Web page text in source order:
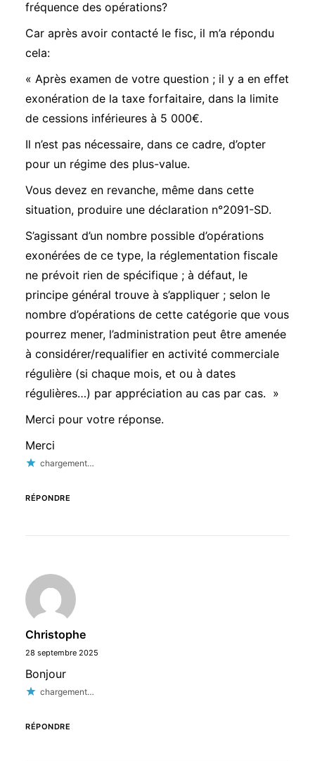
fréquence des opérations?
Car après avoir contacté le fisc, il m’a répondu
cela:
« Après examen de votre question ; il y a en effet
exonération de la taxe forfaitaire, dans la limite
de cessions inférieures à 5 000€.
Il n’est pas nécessaire, dans ce cadre, d’opter
pour un régime des plus-value.
Vous devez en revanche, même dans cette
situation, produire une déclaration n°2091-SD.
S’agissant d’un nombre possible d’opérations
exonérées de ce type, la réglementation fiscale
ne prévoit rien de spécifique ; à défaut, le
principe général trouve à s’appliquer ; selon le
nombre d’opérations de cette catégorie que vous
pourrez mener, l’administration peut être amenée
à considérer/requalifier en activité commerciale
régulière (si chaque mois, et ou à dates
régulières…) par appréciation au cas par cas. »
Merci pour votre réponse.
Merci
chargement…
RÉPONDRE
Christophe
28 septembre 2025
Bonjour
chargement…
RÉPONDRE